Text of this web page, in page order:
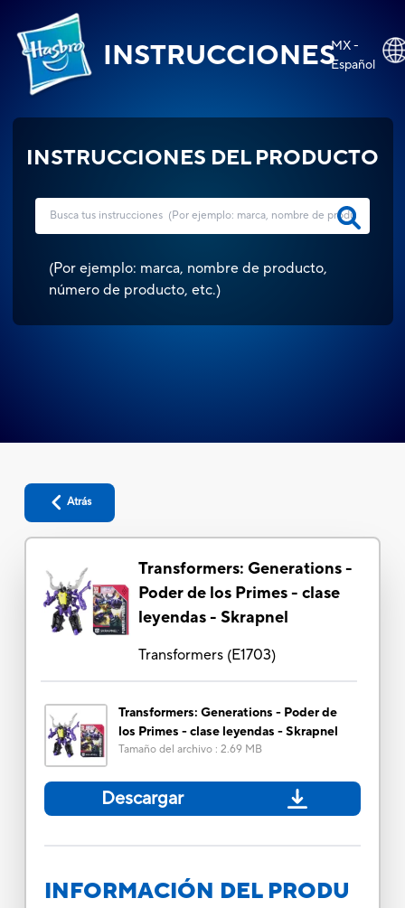
INSTRUCCIONESMX -
Español
INSTRUCCIONES DEL PRODUCTO
(Por ejemplo: marca, nombre de producto,
número de producto, etc.)
Atrás
Transformers: Generations -
Poder de los Primes - clase
leyendas - Skrapnel
Transformers(E1703)
Transformers: Generations - Poder de
los Primes - clase leyendas - Skrapnel
Tamaño del archivo: 2.69 MB
Descargar
INFORMACIÓN DEL PRODU